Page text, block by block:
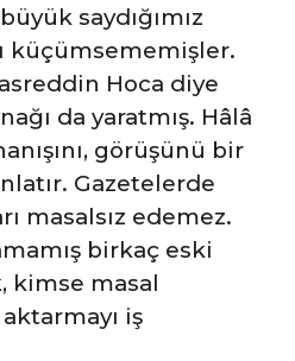
saydığımız
küçümsememişler.
Hoca diye
da yaratmış. Hâlâ
görüşünü bir
Gazetelerde
masalsız edemez.
birkaç eski
kimse masal
iş